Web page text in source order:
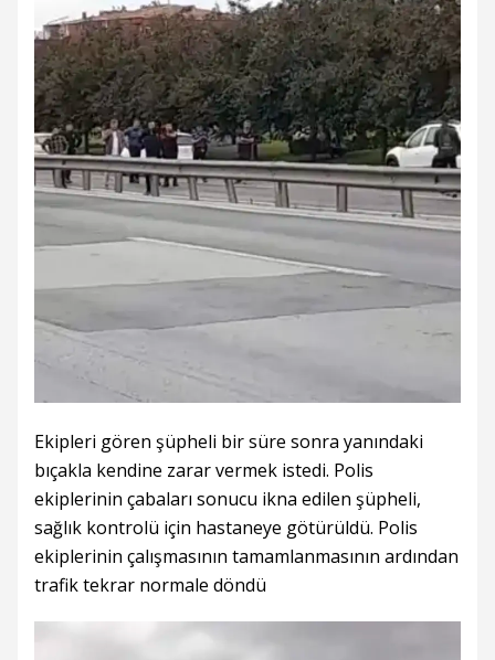
Ekipleri gören şüpheli bir süre sonra yanındaki
bıçakla kendine zarar vermek istedi. Polis
ekiplerinin çabaları sonucu ikna edilen şüpheli,
sağlık kontrolü için hastaneye götürüldü. Polis
ekiplerinin çalışmasının tamamlanmasının ardından
trafik tekrar normale döndü